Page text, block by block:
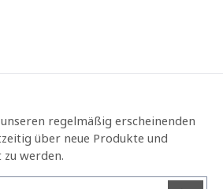
regelmäßig erscheinenden
über neue Produkte und
werden.